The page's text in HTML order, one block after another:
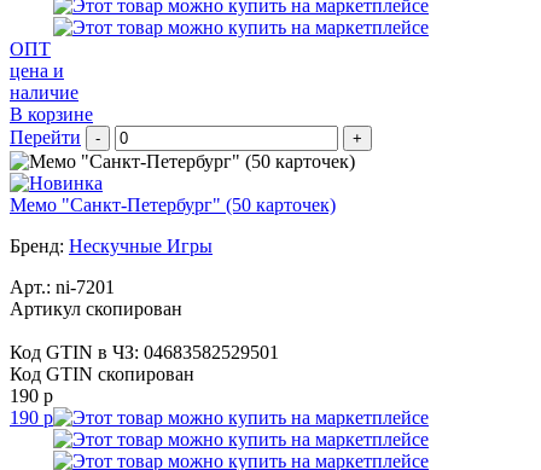
ОПТ
цена и
наличие
В корзине
Перейти
- +
Мемо "Санкт-Петербург" (50 карточек)
Бренд: Нескучные Игры
Арт.: ni-7201
Артикул скопирован
Код GTIN в ЧЗ: 04683582529501
Код GTIN скопирован
190 р
190 р